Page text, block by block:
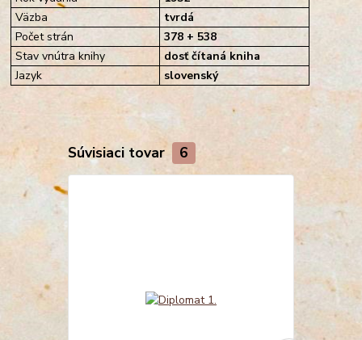
Väzba
tvrdá
Počet strán
378 + 538
Stav vnútra knihy
dosť čítaná kniha
Jazyk
slovenský
Súvisiaci tovar 6